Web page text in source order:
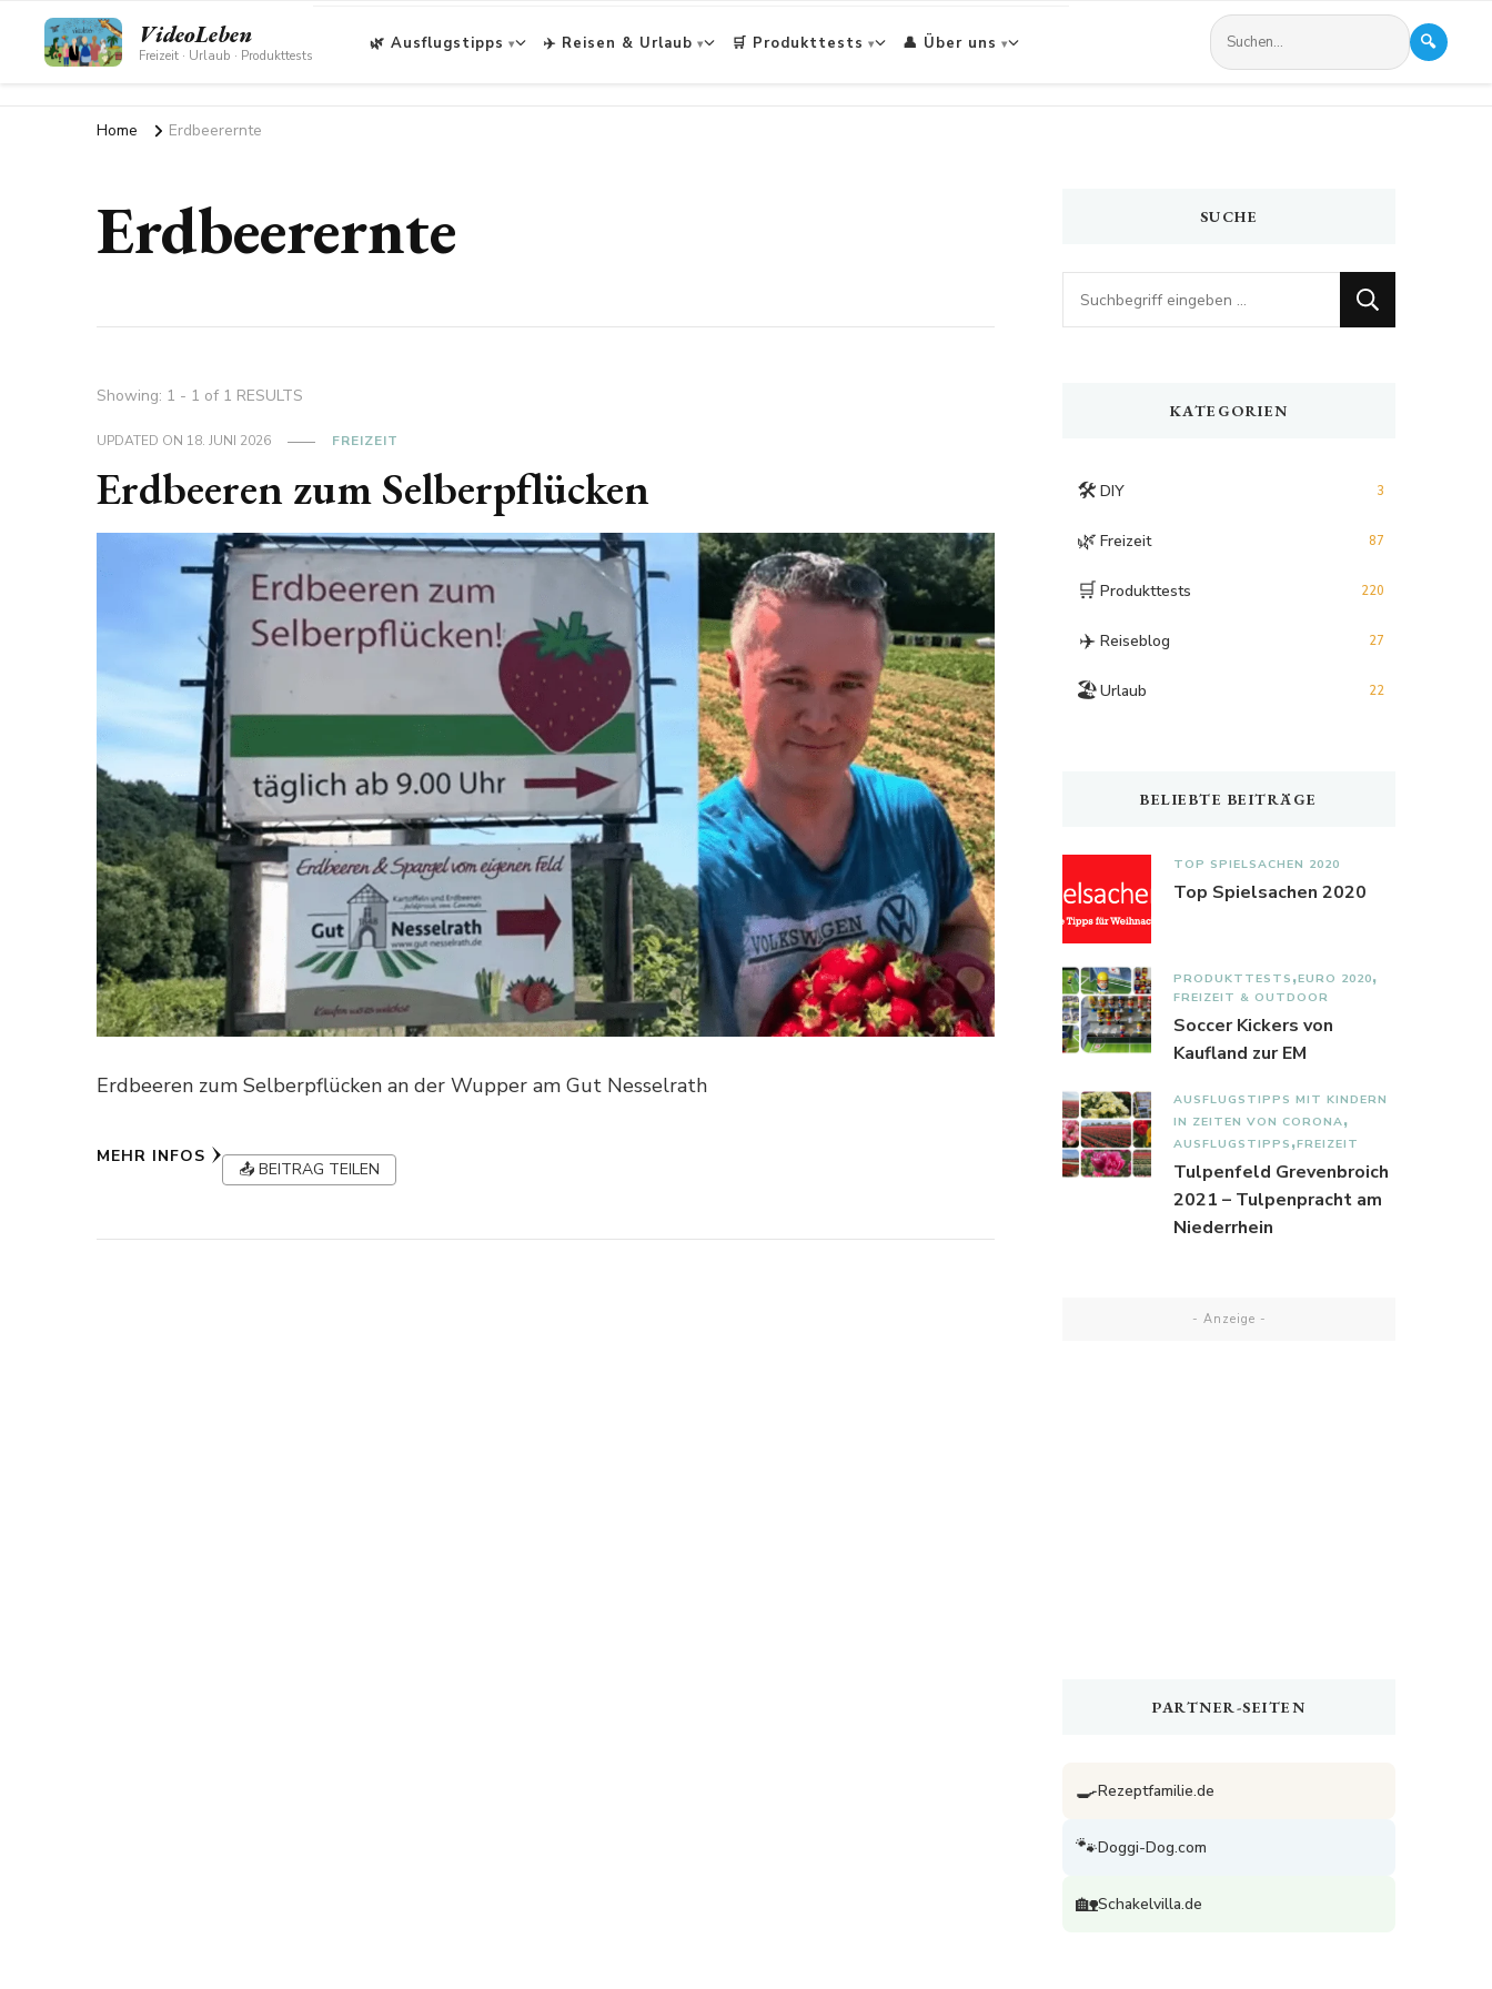
VideoLeben
Freizeit · Urlaub · Produkttests
🌿 Ausflugstipps ✈️ Reisen & Urlaub 🛒 Produkttests 👤 Über uns 🔍
Home Erdbeerernte
Erdbeerernte
Showing: 1 - 1 of 1 RESULTS
UPDATED ON 18. JUNI 2026 FREIZEIT
Erdbeeren zum Selberpflücken
Erdbeeren zum Selberpflücken an der Wupper am Gut Nesselrath
MEHR INFOS
📤 BEITRAG TEILEN
SUCHE
Looking
for
KATEGORIEN
🛠️ DIY 3
🌿 Freizeit 87
🛒 Produkttests 220
✈️ Reiseblog 27
🏖️Urlaub 22
BELIEBTE BEITRÄGE
TOP SPIELSACHEN 2020
Top Spielsachen 2020
PRODUKTTESTS EURO 2020
FREIZEIT & OUTDOOR
Soccer Kickers von
Kaufland zur EM
AUSFLUGSTIPPS MIT KINDERN
IN ZEITEN VON CORONA
AUSFLUGSTIPPS FREIZEIT
Tulpenfeld Grevenbroich
2021 – Tulpenpracht am
Niederrhein
- Anzeige -
PARTNER-SEITEN
🍳Rezeptfamilie.de
🐾Doggi-Dog.com
🏡Schakelvilla.de